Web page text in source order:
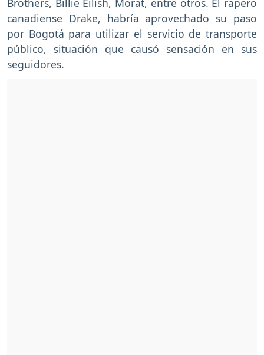
canadiense Drake, habría aprovechado su paso
por Bogotá para utilizar el servicio de transporte
público, situación que causó sensación en sus
seguidores.